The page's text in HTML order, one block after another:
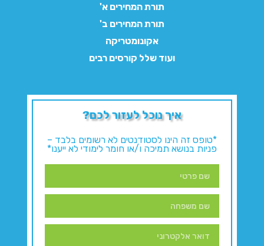
תורת המחירים א'
תורת המחירים ב'
אקונומטריקה
ועוד שלל קורסים רבים
איך נוכל לעזור לכם?
*טופס זה הינו לסטודנטים לא רשומים בלבד –
פניות בנושא תמיכה ו/או חומר לימודי לא ייענו*